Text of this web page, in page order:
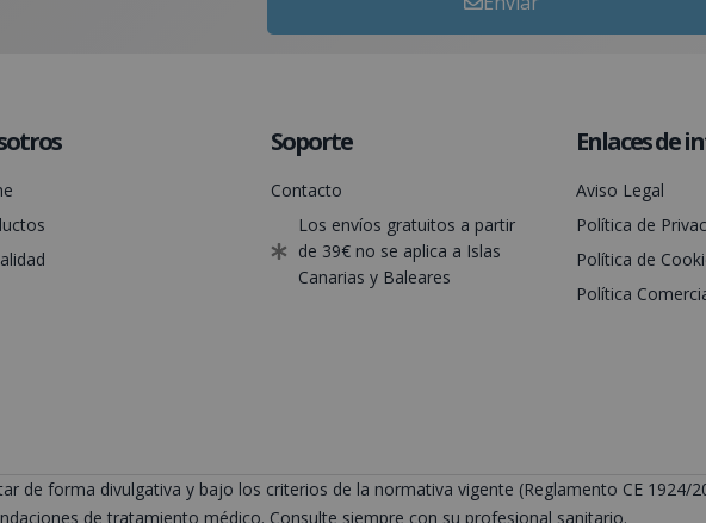
Soporte
Contacto
Los envíos gratuitos a partir
de 39€ no se aplica a Islas
Canarias y Baleares
Enlaces de
Aviso Legal
Política de
Política de
Política
de forma divulgativa y bajo los criterios de la normativa vigente (Reglamento CE 1924/
de tratamiento médico. Consulte siempre con su profesional sanitario.